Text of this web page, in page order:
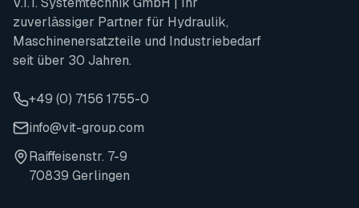
zuverlässiger Partner für Hydraulik,
Maschinenersatzteile und Industriebedarf
seit über 30 Jahren.
+49 (0) 7156 1755-0
info@vit-group.com
Raiffeisenstr. 7-9
70839 Gerlingen